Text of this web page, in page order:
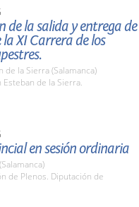
de la salida y entrega de
la XI Carrera de los
de la Sierra (Salamanca)
Esteban de la Sierra.
en sesión ordinaria
de Plenos. Diputación de